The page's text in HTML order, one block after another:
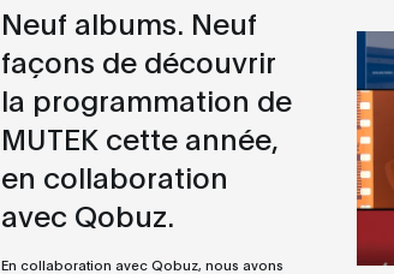
Neuf albums. Neuf
façons de découvrir
la programmation de
MUTEK cette année,
en collaboration
avec Qobuz.
En collaboration avec Qobuz, nous avons